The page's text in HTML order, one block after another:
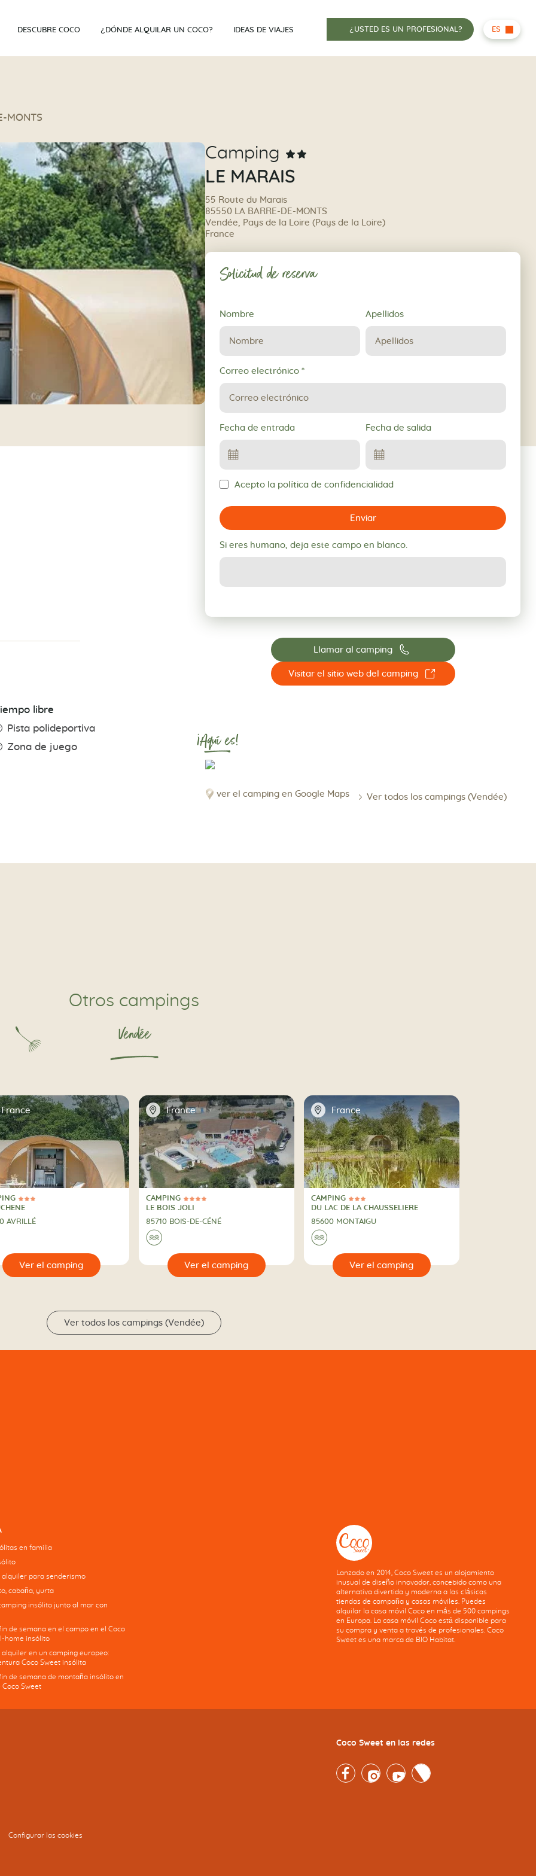
DESCUBRE COCO ¿DÓNDE ALQUILAR UN COCO? IDEAS DE VIAJES ¿USTED ES UN PROFESIONAL? ES
MONTS
libre
Pista polideportiva
Zona de juego
Camping
LE MARAIS
55 Route du Marais
85550 LA BARRE-DE-MONTS
Vendée, Pays de la Loire (Pays de la Loire)
France
Solicitud de reserva
Solicitud
de
reserva
Nombre Apellidos
Correo electrónico *
Fecha de entrada Fecha de salida
Acepto la política de confidencialidad
Enviar
Si eres humano, deja este campo en blanco.
Llamar al camping 📞
Visitar el sitio web del camping ☐
¡Aquí es!
ver el camping en Google Maps Ver todos los campings (Vendée)
Otros campings
Vendée
France
AVRILLÉ
📍 France
4 Estrellas
CAMPING
CAMPING
LE BOIS JOLI
85710 BOIS-DE-CÉNÉ
🌊
Ver el camping 🔍
📍 France
3 Estrellas
CAMPING
CAMPING
DU LAC DE LA CHAUSSELIERE
85600 MONTAIGU
🌊
Ver el camping 🔍
Ver todos los campings (Vendée)
en familia
alquiler para senderismo
cabaña, yurta
insólito junto al mar con
de semana en el campo en el Coco
home insólito
en un camping europeo:
Coco Sweet insólita
de semana de montaña insólito en
Sweet
Lanzado en 2014, Coco Sweet es un alojamiento
inusual de diseño innovador, concebido como una
alternativa divertida y moderna a las clásicas
tiendas de campaña y casas móviles. Puedes
alquilar la casa móvil Coco en más de 500 campings
en Europa. La casa móvil Coco está disponible para
su compra y venta a través de profesionales. Coco
Sweet es una marca de BIO Habitat.
Coco Sweet en las redes
FacebookInstagramYoutubeTwitter
Configurar las cookies